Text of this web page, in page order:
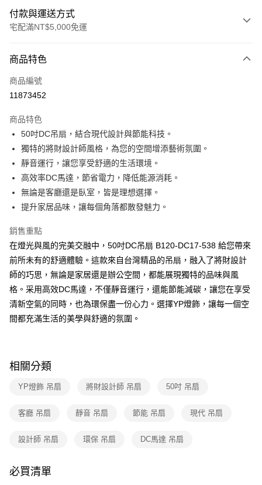
付款與運送方式
宅配滿NT$5,000免運
信用卡一次付款
LINE Pay
街口支付
悠遊付
Google Pay
全盈+PAY
相關說明
【關於「AFTEE先享後付」】
AFTEE先享後付是「在收到商品之後才付款」的支付方式。 讓您購物簡單
便利好安心！
１．簡單：不需註冊會員、不需綁卡、不需儲值。
２．便利：只要手機號碼，簡訊認證，即可結帳。
【「AFTEE先享後付」結帳流程】
３．收到繳費通知簡訊後14天內，點擊此簡訊中的連結，可透過四大超商／
ATM／網路銀行／等多元方式進行付款，方視為交易完成。
※ 請注意：結帳手續完成當下不需立刻繳費，但若您需要取消訂單，請聯絡
購買商品的店家。未經商家同意取消之訂單仍視為有效，需透過AFTEE先享
※ 交易是否成功請以「AFTEE先享後付 」之結帳頁面顯示為準，若有關於
客戶支援中心」
https://netprotections.freshdesk.com/support/home
１．透過由恩沛科技股份有限公司提供之「AFTEE先享後付」服務完成之交
易，需依本服務之必要範圍內提供個人資料，並將交易相關給付款項請求債
新竹貨運宅配
每筆NT$180，滿NT$5,000(含以上)免運費
商品特色
商品編號
11873452
商品特色
50吋DC吊扇，結合現代設計與節能科技。
獨特的將財設計師風格，為您的空間增添藝術氛圍。
靜音運行，讓您享受舒適的生活環境。
高效率DC馬達，節省電力，降低能源消耗。
無論是客廳還是臥室，皆是理想選擇。
提升家居品味，讓每個角落都散發魅力。
銷售重點
在燈光與風的完美交融中，50吋DC吊扇 B120-DC17-538 給您帶來
前所未有的舒適體驗。這款來自台灣精品的吊扇，融入了將財設計
師的巧思，無論是家居還是辦公空間，都能展現獨特的品味與風
格。采用高效DC馬達，不僅靜音運行，還能節能減碳，讓您在享受
清新空氣的同時，也為環保盡一份心力。選擇YP燈飾，讓每一個空
間都充滿生活的美學與舒適的氛圍。
相關分類
YP燈飾 吊扇 將財設計師 吊扇 50吋 吊扇
客廳 吊扇 靜音 吊扇 節能 吊扇 現代 吊扇
設計師 吊扇 環保 吊扇 DC馬達 吊扇
必買清單